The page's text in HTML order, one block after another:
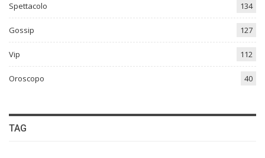
Spettacolo 134
Gossip 127
Vip 112
Oroscopo 40
TAG